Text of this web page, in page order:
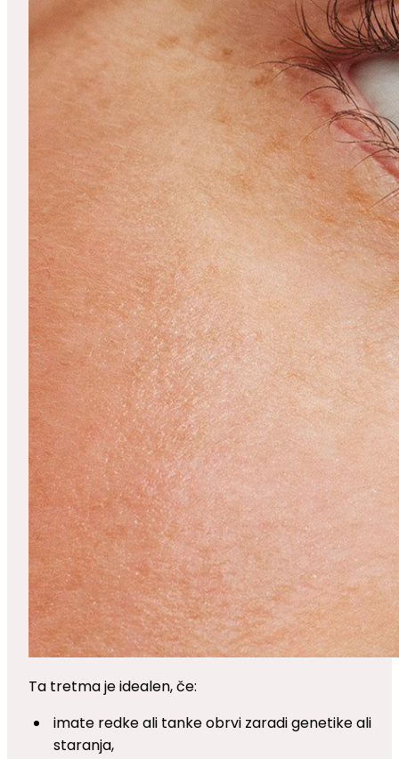
Ta tretma je idealen, če:
imate redke ali tanke obrvi zaradi genetike ali
staranja,